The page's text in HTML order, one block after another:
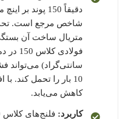
شاخص مرجع است.
متریال ساخت آن
10 بار را تحمل کند.
کاهش می‌یابد.
کاربرد: